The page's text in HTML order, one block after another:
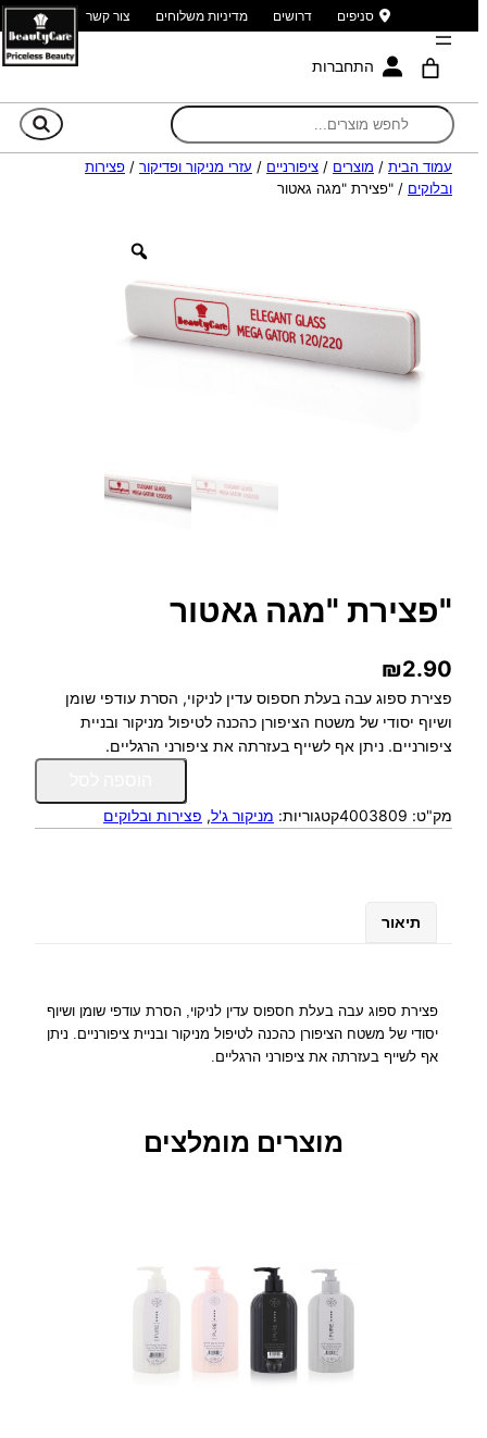
סניפים דרושים מדיניות משלוחים צור קשר
התחברות
עמוד הבית / מוצרים / ציפורניים / עזרי מניקור ופדיקור / פצירות
ובלוקים / "פצירת "מגה גאטור
"פצירת "מגה גאטור
₪2.90
פצירת ספוג עבה בעלת חספוס עדין לניקוי, הסרת עודפי שומן
ושיוף יסודי של משטח הציפורן כהכנה לטיפול מניקור ובניית
ציפורניים. ניתן אף לשייף בעזרתה את ציפורני הרגליים.
כ
ו
ר
ת
ה
ג
מק"ט: 4003809קטגוריות: מניקור ג'ל, פצירות ובלוקים
תיאור
פצירת ספוג עבה בעלת חספוס עדין לניקוי, הסרת עודפי שומן ושיוף
יסודי של משטח הציפורן כהכנה לטיפול מניקור ובניית ציפורניים. ניתן
אף לשייף בעזרתה את ציפורני הרגליים.
מוצרים מומלצים